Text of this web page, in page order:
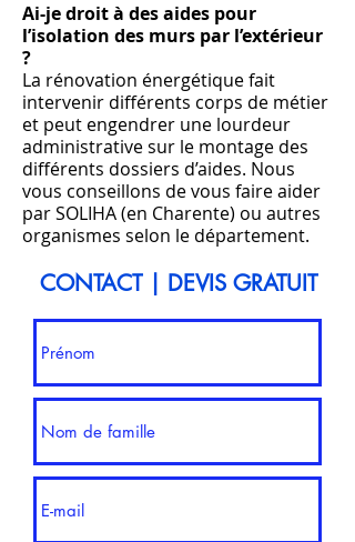
Ai-je droit à des aides pour
l’isolation des murs par l’extérieur
?
La rénovation énergétique fait
intervenir différents corps de métier
et peut engendrer une lourdeur
administrative sur le montage des
différents dossiers d’aides. Nous
vous conseillons de vous faire aider
par SOLIHA (en Charente) ou autres
organismes selon le département.
CONTACT | DEVIS GRATUIT